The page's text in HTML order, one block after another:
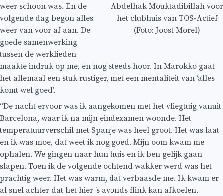
Abdelhak Mouktadibillah voor
het clubhuis van TOS-Actief
(Foto: Joost Morel)
weer schoon was. En de
volgende dag begon alles
weer van voor af aan. De
goede samenwerking
tussen de werklieden
maakte indruk op me, en nog steeds hoor. In Marokko gaat
het allemaal een stuk rustiger, met een mentaliteit van ‘alles
komt wel goed’.
“De nacht ervoor was ik aangekomen met het vliegtuig vanuit
Barcelona, waar ik na mijn eindexamen woonde. Het
temperatuurverschil met Spanje was heel groot. Het was laat
en ik was moe, dat weet ik nog goed. Mijn oom kwam me
ophalen. We gingen naar hun huis en ik ben gelijk gaan
slapen. Toen ik de volgende ochtend wakker werd was het
prachtig weer. Het was warm, dat verbaasde me. Ik kwam er
al snel achter dat het hier ’s avonds flink kan afkoelen.